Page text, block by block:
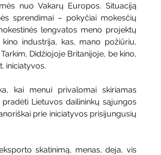
nuo Vakarų Europos. Situaciją
sprendimai – pokyčiai mokesčių
lengvatos meno projektų
industrija, kas, mano požiūriu,
Didžiojoje Britanijoje, be kino,
iniciatyvos.
kai menui privalomai skiriamas
Lietuvos dailininkų sąjungos
prie iniciatyvos prisijungusių
skatinimą, menas, deja, vis